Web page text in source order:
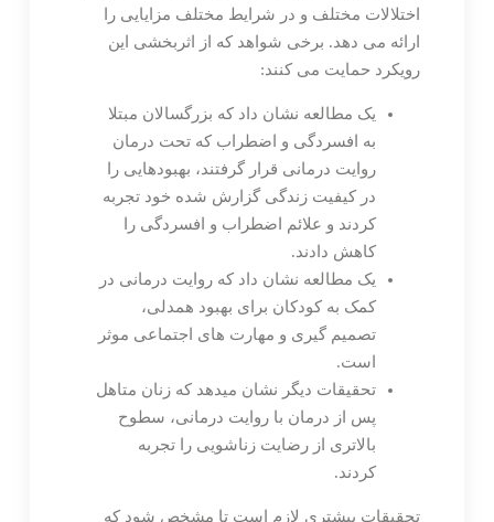
اختلالات مختلف و در شرایط مختلف مزایایی را
ارائه می دهد. برخی شواهد که از اثربخشی این
رویکرد حمایت می کنند:
یک مطالعه نشان داد که بزرگسالان مبتلا
به افسردگی و اضطراب که تحت درمان
روایت درمانی قرار گرفتند، بهبودهایی را
در کیفیت زندگی گزارش شده خود تجربه
کردند و علائم اضطراب و افسردگی را
کاهش دادند.
یک مطالعه نشان داد که روایت درمانی در
کمک به کودکان برای بهبود همدلی،
تصمیم گیری و مهارت های اجتماعی موثر
است.
تحقیقات دیگر نشان میدهد که زنان متاهل
پس از درمان با روایت درمانی، سطوح
بالاتری از رضایت زناشویی را تجربه
کردند.
تحقیقات بیشتری لازم است تا مشخص شود که